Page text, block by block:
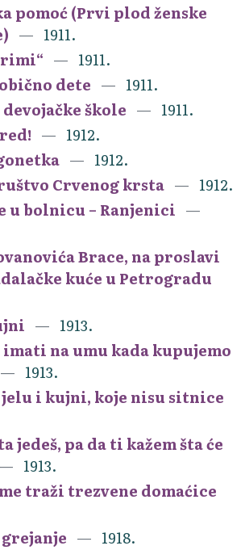
pomoć (Prvi plod ženske
1911.
1911.
dete
1911.
devojačke škole
1911.
1912.
1912.
Crvenog krsta
1912.
u bolnicu – Ranjenici
Brace, na proslavi
kuće u Petrogradu
1913.
na umu kada kupujemo
1913.
i kujni, koje nisu sitnice
jedeš, pa da ti kažem šta će
1913.
traži trezvene domaćice
1918.